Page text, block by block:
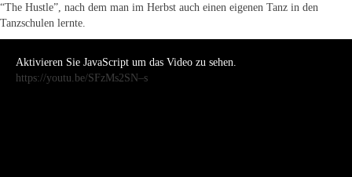
“The Hustle”, nach dem man im Herbst auch einen eigenen Tanz in den
Tanzschulen lernte.
Aktivieren Sie JavaScript um das Video zu sehen.
https://youtu.be/SFzMs2SN–s